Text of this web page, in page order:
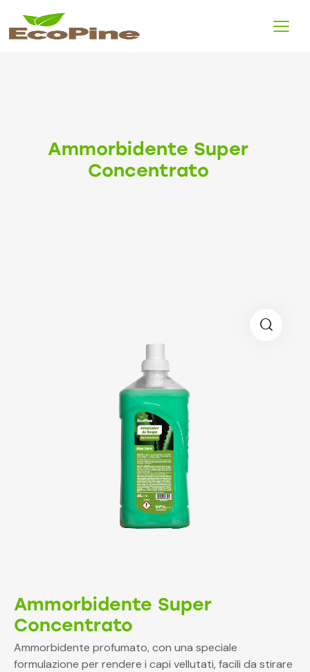
Ammorbidente Super
Concentrato
Ammorbidente Super
Concentrato
Ammorbidente profumato, con una speciale
formulazione per rendere i capi vellutati, facili da stirare